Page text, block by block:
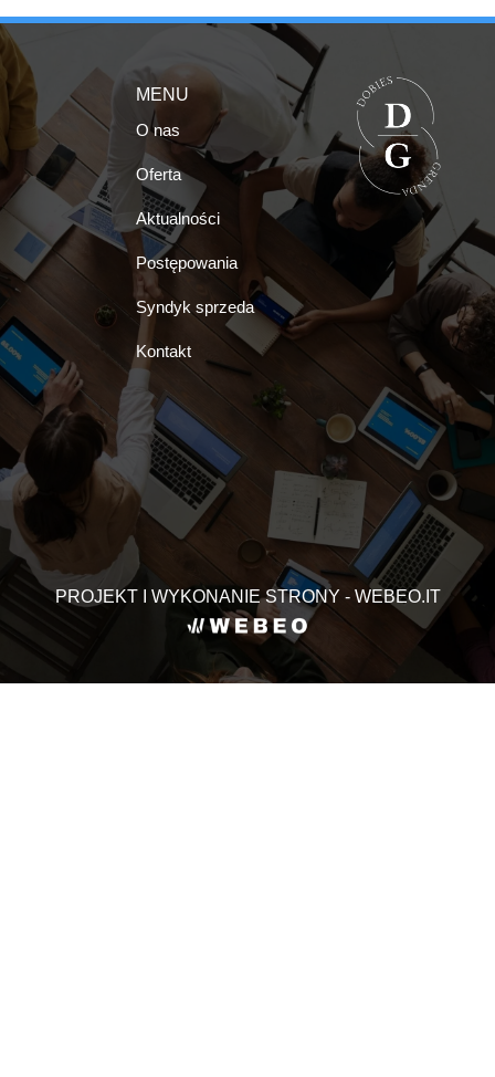
MENU
O nas
Oferta
Aktualności
Postępowania
Syndyk sprzeda
Kontakt
PROJEKT I WYKONANIE STRONY - WEBEO.IT